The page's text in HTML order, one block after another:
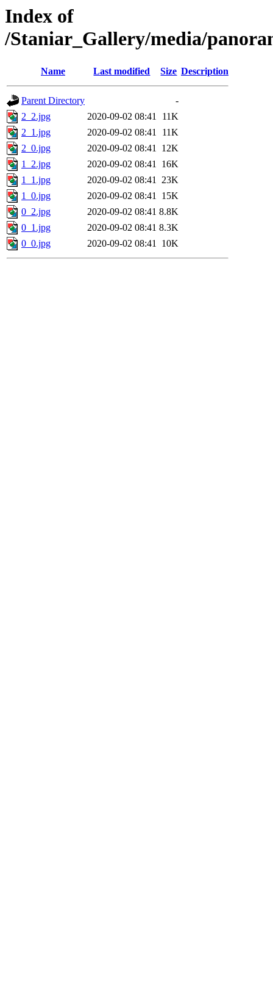
Index of
/Staniar_Gallery/media/
Name Last modified Size Description
Parent Directory
-
2_2.jpg
2020-09-02 08:41
11K
2_1.jpg
2020-09-02 08:41
11K
2_0.jpg
2020-09-02 08:41 12K
1_2.jpg
2020-09-02 08:41 16K
1_1.jpg
2020-09-02 08:41 23K
1_0.jpg
2020-09-02 08:41 15K
0_2.jpg
2020-09-02 08:41 8.8K
0_1.jpg
2020-09-02 08:41 8.3K
0_0.jpg
2020-09-02 08:41 10K